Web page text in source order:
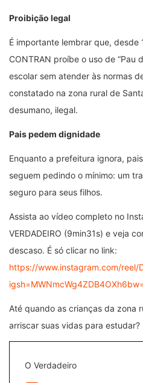
Proibição legal
É importante lembrar que, desde
CONTRAN proíbe o uso de “Pau
escolar sem atender às normas
constatado na zona rural de
desumano, ilegal.
Pais pedem dignidade
Enquanto a prefeitura ignora,
seguem pedindo o mínimo: um
seguro para seus filhos.
Assista ao vídeo completo no
VERDADEIRO (9min31s) e veja
descaso. É só clicar no link:
https://www.instagram.com/reel/
Até quando as crianças da zona
arriscar suas vidas para estudar?
O Verdadeiro